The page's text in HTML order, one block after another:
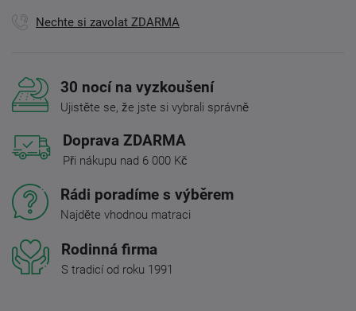
Nechte si zavolat ZDARMA
30 nocí na vyzkoušení
Ujistěte se, že jste si vybrali správně
Doprava ZDARMA
Při nákupu nad 6 000 Kč
Rádi poradíme s výběrem
Najděte vhodnou matraci
Rodinná firma
S tradicí od roku 1991